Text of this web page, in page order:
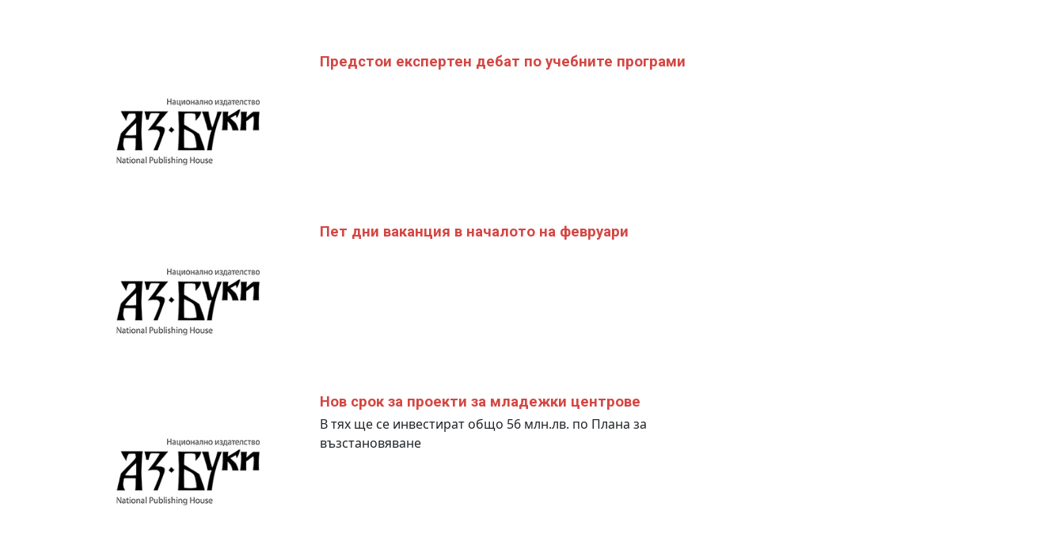
Предстои експертен дебат по учебните програми
Пет дни ваканция в началото на февруари
Нов срок за проекти за младежки центрове
В тях ще се инвестират общо 56 млн.лв. по Плана за
възстановяване